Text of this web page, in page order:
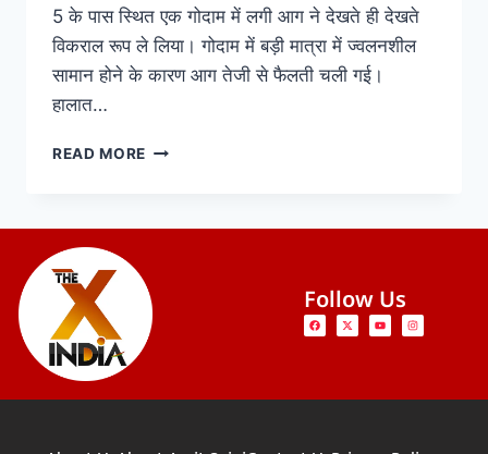
5 के पास स्थित एक गोदाम में लगी आग ने देखते ही देखते
विकराल रूप ले लिया। गोदाम में बड़ी मात्रा में ज्वलनशील
सामान होने के कारण आग तेजी से फैलती चली गई।
हालात…
READ MORE
Follow Us